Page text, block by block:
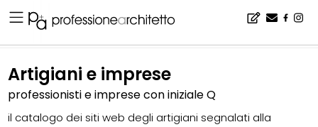
Artigiani e imprese
professionisti e imprese con iniziale Q
il catalogo dei siti web degli artigiani segnalati alla